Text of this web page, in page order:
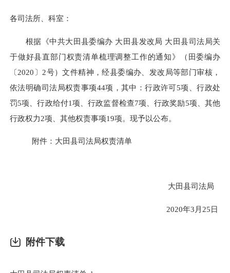
各司法所、科室：
根据《中共大田县委编办 大田县发改局 大田县司法局关
于做好县直部门权责清单梳理调整工作的通知》（田委编办
〔2020 〕 2号）文件精神，经县委编办、发改局等部门审核，
依法明确司法局权责事项44项，其中：行政许可5项、行政处
罚5项 、行政给付1项、行政监督检查7项、行政奖励5项、其他
行政权力2项、其他权责事项19项。现予以公布。
附件：大田县司法局权责清单
大田县司法局
2020年3月25日
附件下载